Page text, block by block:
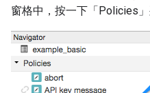
窗格中，按一下「Policies」